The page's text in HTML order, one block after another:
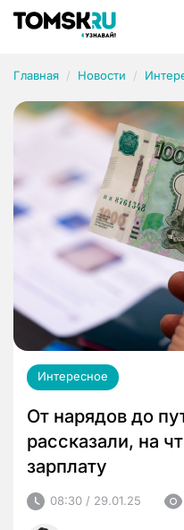
Главная Новости
Интересное
От нарядов до
рассказали, на
зарплату
08:30 / 29.01.25